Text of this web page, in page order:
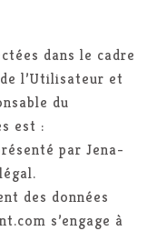
dans le cadre
l’Utilisateur et
du
est :
par Jena-
des données
s’engage à